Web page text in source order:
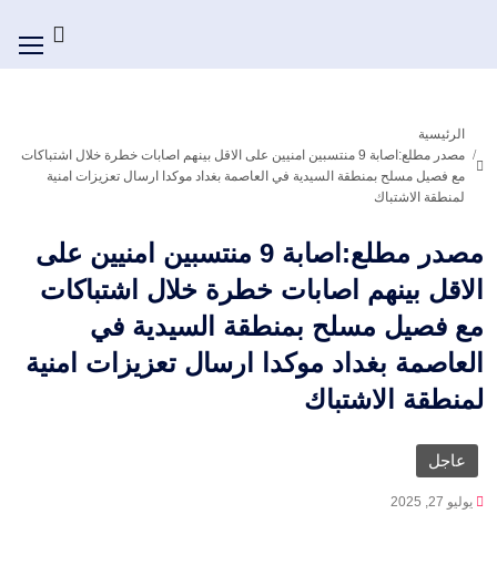
الرئيسية
مصدر مطلع:اصابة 9 منتسبين امنيين على الاقل بينهم اصابات خطرة خلال اشتباكات
مع فصيل مسلح بمنطقة السيدية في العاصمة بغداد موكدا ارسال تعزيزات امنية
لمنطقة الاشتباك
مصدر مطلع:اصابة 9 منتسبين امنيين على
الاقل بينهم اصابات خطرة خلال اشتباكات
مع فصيل مسلح بمنطقة السيدية في
العاصمة بغداد موكدا ارسال تعزيزات امنية
لمنطقة الاشتباك
عاجل
يوليو 27, 2025